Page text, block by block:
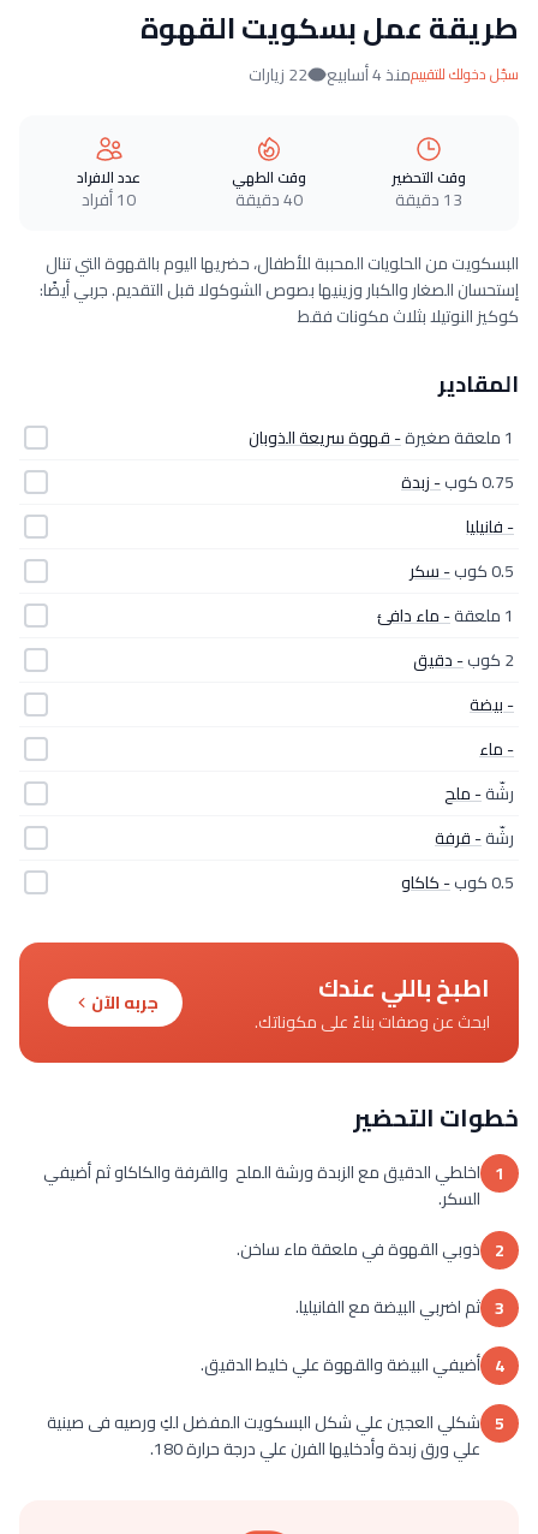
طريقة عمل بسكويت القهوة
سجّل دخولك للتقييممنذ 4 أسابيع 22 زيارات
وقت التحضير
13 دقيقة
وقت الطهي
40 دقيقة
عدد الافراد
10 أفراد
البسكويت من الحلويات المحببة للأطفال، حضريها اليوم بالقهوة التي تنال
إستحسان الصغار والكبار وزينيها بصوص الشوكولا قبل التقديم. جربي أيضًا:
كوكيز النوتيلا بثلاث مكونات فقط
المقادير
1 ملعقة صغيرة
- قهوة سريعة الذوبان
0.75 كوب
- زبدة
- فانيليا
0.5 كوب
- سكر
1 ملعقة
- ماء دافئ
2 كوب
- دقيق
- بيضة
- ماء
رشّة- ملح
رشّة- قرفة
0.5 كوب
- كاكاو
اطبخ باللي عندك
ابحث عن وصفات بناءً على مكوناتك.
جربه الآن
خطوات التحضير
1 اخلطي الدقيق مع الزبدة ورشة الملح والقرفة والكاكاو ثم أضيفي
السكر.
2 ذوبي القهوة في ملعقة ماء ساخن.
3 ثم اضربي البيضة مع الفانيليا.
4 أضيفي البيضة والقهوة علي خليط الدقيق.
5 شكلي العجين علي شكل البسكويت المفضل لكِ ورصيه فى صينية
علي ورق زبدة وأدخليها الفرن علي درجة حرارة 180.